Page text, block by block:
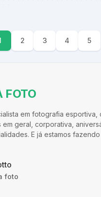
2 3 4 5
FOTO
em fotografia esportiva,
em geral, corporativa,
E já estamos fazendo
foto